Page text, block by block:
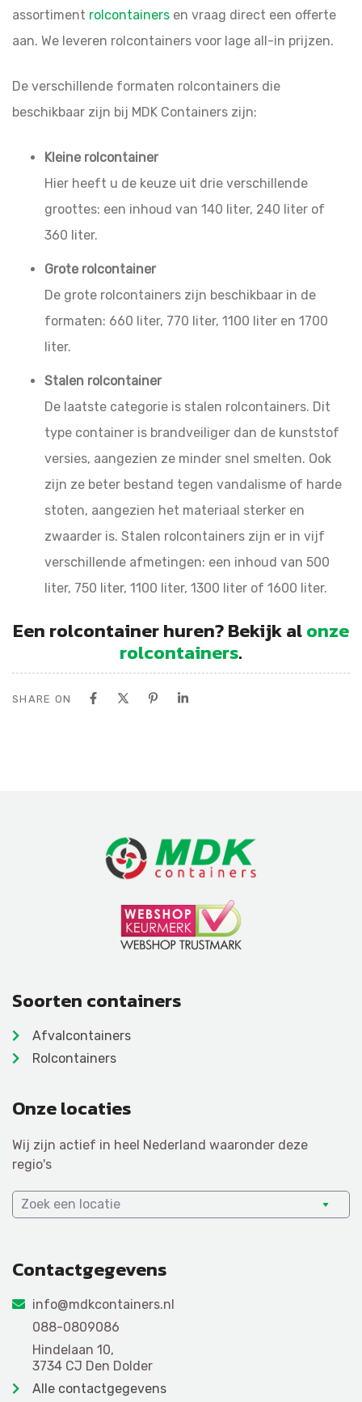
assortiment rolcontainers en vraag direct een offerte
aan. We leveren rolcontainers voor lage all-in prijzen.
De verschillende formaten rolcontainers die
beschikbaar zijn bij MDK Containers zijn:
Kleine rolcontainer
Hier heeft u de keuze uit drie verschillende
groottes: een inhoud van 140 liter, 240 liter of
360 liter.
Grote rolcontainer
De grote rolcontainers zijn beschikbaar in de
formaten: 660 liter, 770 liter, 1100 liter en 1700
liter.
Stalen rolcontainer
De laatste categorie is stalen rolcontainers. Dit
type container is brandveiliger dan de kunststof
versies, aangezien ze minder snel smelten. Ook
zijn ze beter bestand tegen vandalisme of harde
stoten, aangezien het materiaal sterker en
zwaarder is. Stalen rolcontainers zijn er in vijf
verschillende afmetingen: een inhoud van 500
liter, 750 liter, 1100 liter, 1300 liter of 1600 liter.
Een rolcontainer huren? Bekijk alonze
rolcontainers.
SHARE ON
Soorten containers
Afvalcontainers
Rolcontainers
Onze locaties
Wij zijn actief in heel Nederland waaronder deze
regio's
Zoek een locatie
Contactgegevens
info@mdkcontainers.nl
088-0809086
Hindelaan 10,
3734 CJ Den Dolder
Alle contactgegevens